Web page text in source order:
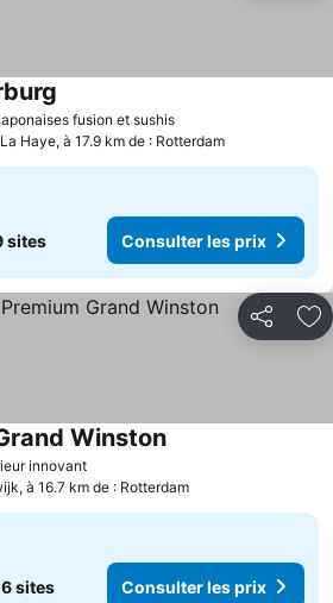
fusion et sushis
La Haye, à 17.9 km de : Rotterdam
sites Consulter les prix
Partager
innovant
Winston
à 16.7 km de : Rotterdam
sites Consulter les prix